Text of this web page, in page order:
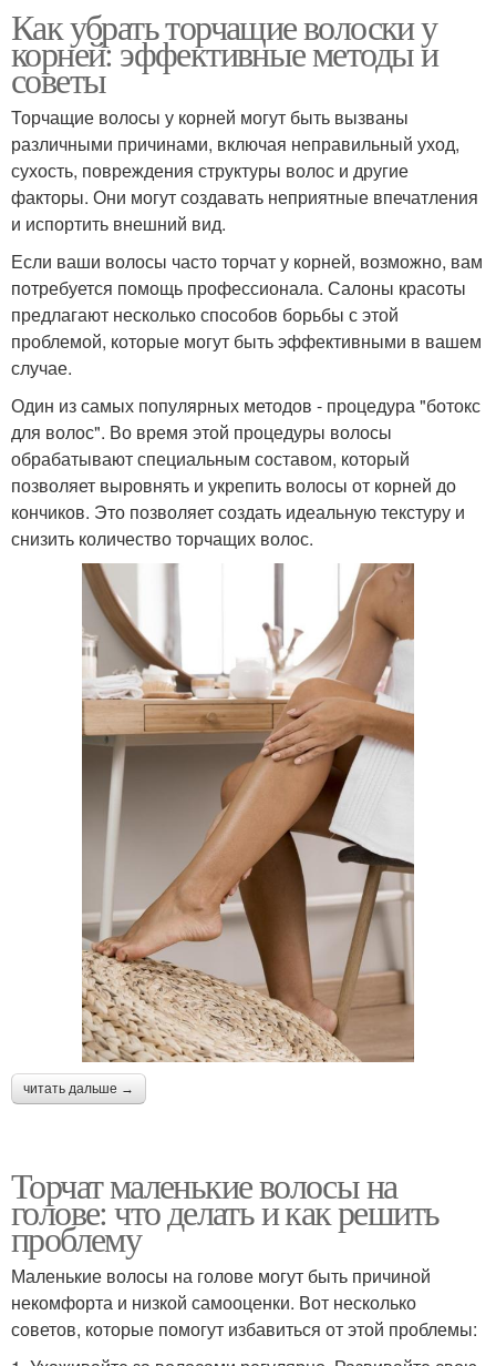
Как убрать торчащие волоски у
корней: эффективные методы и
советы
Торчащие волосы у корней могут быть вызваны
различными причинами, включая неправильный уход,
сухость, повреждения структуры волос и другие
факторы. Они могут создавать неприятные впечатления
и испортить внешний вид.
Если ваши волосы часто торчат у корней, возможно, вам
потребуется помощь профессионала. Салоны красоты
предлагают несколько способов борьбы с этой
проблемой, которые могут быть эффективными в вашем
случае.
Один из самых популярных методов - процедура "ботокс
для волос". Во время этой процедуры волосы
обрабатывают специальным составом, который
позволяет выровнять и укрепить волосы от корней до
кончиков. Это позволяет создать идеальную текстуру и
снизить количество торчащих волос.
читать дальше →
Торчат маленькие волосы на
голове: что делать и как решить
проблему
Маленькие волосы на голове могут быть причиной
некомфорта и низкой самооценки. Вот несколько
советов, которые помогут избавиться от этой проблемы: